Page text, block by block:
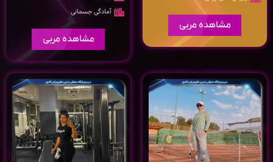
مشاهده مربی
آمادگی جسمانی
مشاهده مربی